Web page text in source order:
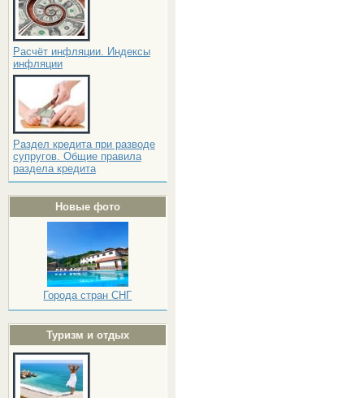
Расчёт инфляции. Индексы
инфляции
Раздел кредита при разводе
супругов. Общие правила
раздела кредита
Новые фото
Города стран СНГ
Туризм и отдых